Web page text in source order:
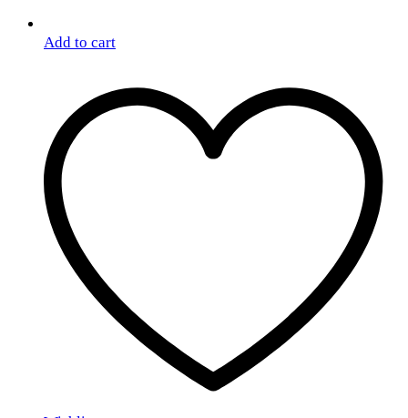
Add to cart